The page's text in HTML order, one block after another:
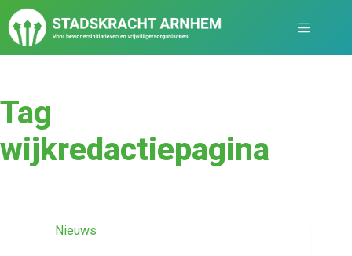
Tag
wijkredactiepagina
Nieuws